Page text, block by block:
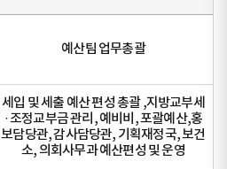
예산팀 업무총괄
세입 및 세출 예산 편성 총괄 ,지방교부세
· 조정교부금 관리, 예비비, 포괄예산,홍
보담당관, 감사담당관, 기획재정국, 보건
소, 의회사무과 예산편성 및 운영